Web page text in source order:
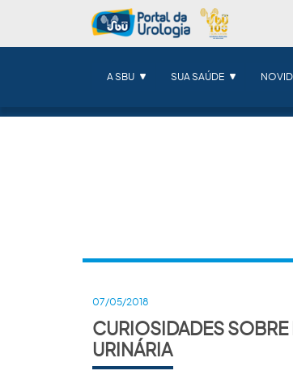
A SBU SUA SAÚDE
07/05/2018
CURIOSIDADES
URINÁRIA